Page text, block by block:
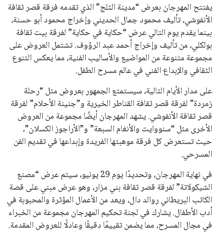
يفتتح المهرجان بعرض “مدينة الثلج” الذي تقدمه فرقة قصر ثقافة
الأنفوشي، تأليف محمود جمال الحديني وإخراج محمود أبو حسنة،
بينما يقدم يوم التالي عرض “حكاية في حكاية” لفرقة بيت ثقافة
بولكلي، من تأليف وإخراج أحمد عبد الرؤوف. تشتمل العروض على
مجموعة متنوعة من المواضيع والأساليب الفنية، مما يعكس التنوع
الثقافي والإبداع الفني في عالم مسرح الطفل.
على مدار الأيام التالية، سيستمتع الجمهور بعروض مثل “رحلة
زمردة” لفرقة قصر ثقافة القناطر الخيرية و”جنينة الأحلام” لفرقة
قصر ثقافة الأنفوشي. يشهد المهرجان أيضًا مجموعة من العروض
الأخرى مثل “سنووايت والأنغام السبعة” و”الأراجوز الكسلان”،
حيث تستعرض كل فرقة موهبتها الفريدة وإبداعها في تقديم الفن
المسرحي.
في نهاية المهرجان، وتحديدًا يوم 29 يونيو، سيتم عرض “مصنع
الشيكولاتة” لفرقة قصر ثقافة بني مزار، وهو عرض مبني على قصة
الكاتب البريطاني روالد دال، ويعد من الأعمال المؤثرة والمحبوبة في
أدب الأطفال. يشارك في لجنة تحكيم المهرجان مجموعة من الخبراء
في مجال المسرح، مما يضمن تقييمًا دقيقًا وعادلًا للعروض المقدمة.